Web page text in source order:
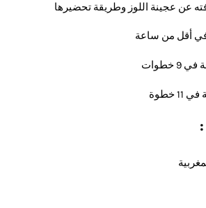
عن عجينة اللوز وطريقة تحضيرها
في أقل من ساعة
خطوات
خطوة